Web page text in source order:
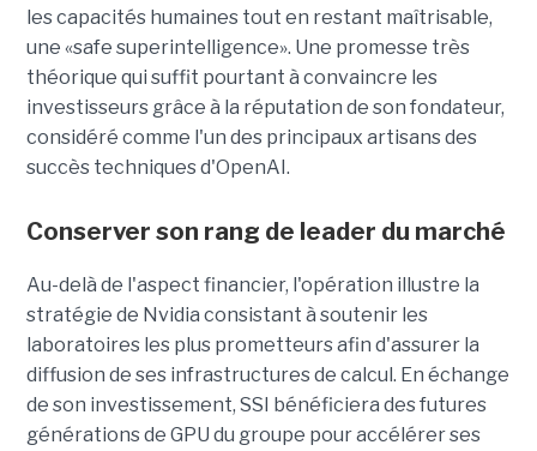
les capacités humaines tout en restant maîtrisable,
une «safe superintelligence». Une promesse très
théorique qui suffit pourtant à convaincre les
investisseurs grâce à la réputation de son fondateur,
considéré comme l'un des principaux artisans des
succès techniques d'OpenAI.
Conserver son rang de leader du marché
Au-delà de l'aspect financier, l'opération illustre la
stratégie de Nvidia consistant à soutenir les
laboratoires les plus prometteurs afin d'assurer la
diffusion de ses infrastructures de calcul. En échange
de son investissement, SSI bénéficiera des futures
générations de GPU du groupe pour accélérer ses